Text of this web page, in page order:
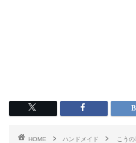
HOME ハンドメイド こう